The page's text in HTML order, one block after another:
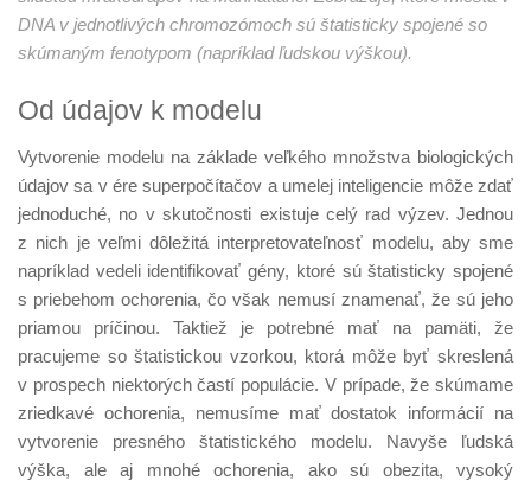
DNA v jednotlivých chromozómoch sú štatisticky spojené so
skúmaným fenotypom (napríklad ľudskou výškou).
Od údajov k modelu
Vytvorenie modelu na základe veľkého množstva biologických
údajov sa v ére superpočítačov a umelej inteligencie môže zdať
jednoduché, no v skutočnosti existuje celý rad výzev. Jednou
z nich je veľmi dôležitá interpretovateľnosť modelu, aby sme
napríklad vedeli identifikovať gény, ktoré sú štatisticky spojené
s priebehom ochorenia, čo však nemusí znamenať, že sú jeho
priamou príčinou. Taktiež je potrebné mať na pamäti, že
pracujeme so štatistickou vzorkou, ktorá môže byť skreslená
v prospech niektorých častí populácie. V prípade, že skúmame
zriedkavé ochorenia, nemusíme mať dostatok informácií na
vytvorenie presného štatistického modelu. Navyše ľudská
výška, ale aj mnohé ochorenia, ako sú obezita, vysoký